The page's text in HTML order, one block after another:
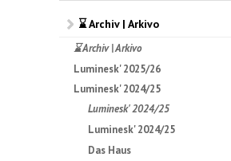
⌛ Archiv | Arkivo
⌛ Archiv | Arkivo
Luminesk' 2025/26
Luminesk' 2024/25
Luminesk' 2024/25
Luminesk' 2024/25
Das Haus